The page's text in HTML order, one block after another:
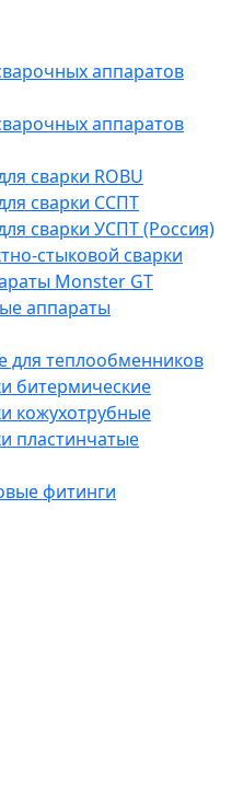
аппаратов
аппаратов
сварки ROBU
сварки ССПТ
сварки УСПТ (Россия)
стыковой сварки
Monster GT
аппараты
для теплообменников
битермические
кожухотрубные
пластинчатые
фитинги